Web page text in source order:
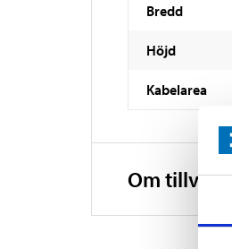
Bredd
Höjd
Kabelarea
Om